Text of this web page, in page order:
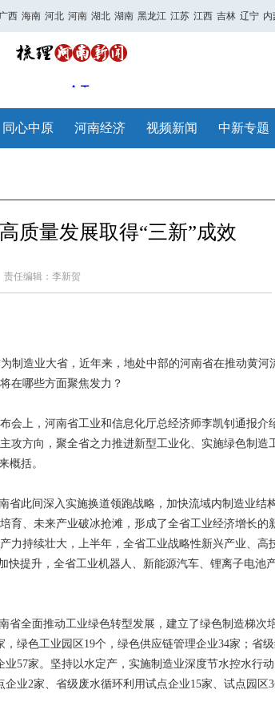
广西 海南 河北 河南 湖北 湖南 黑龙江 江苏 江西 吉林 辽宁 内
同心中原 河南经济 视频新闻 中新专题
质量发展取得“三新”成效
责任编辑：李新贺
造业大省，近年来，地处中部的河南省在推动黄河
在哪些方面聚焦发力？
上，河南省工业和信息化厅总经济师李凯钊通报介
攻方向，聚全省之力推进新型工业化、实施绿色制造
概括。
此间深入实施换道领跑战略，加快流域内制造业结
育、未来产业破冰抢滩，形成了全省工业经济增长的
力持续壮大，上半年，全省工业战略性新兴产业、高
快提升，全省工业机器人、新能源汽车、锂离子电池
全面推动工业绿色转型发展，建立了绿色制造梯次
绿色工业园区19个，绿色供应链管理企业34家；省
57家。坚持以水定产，实施制造业深度节水控水行
业2家、省级废水循环利用试点企业15家、试点园区3